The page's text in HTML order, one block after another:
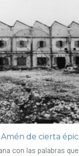
Amén de cierta
con las palabras que